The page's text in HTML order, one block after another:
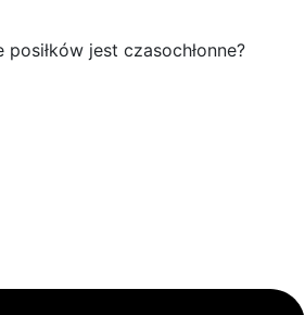
jest czasochłonne?